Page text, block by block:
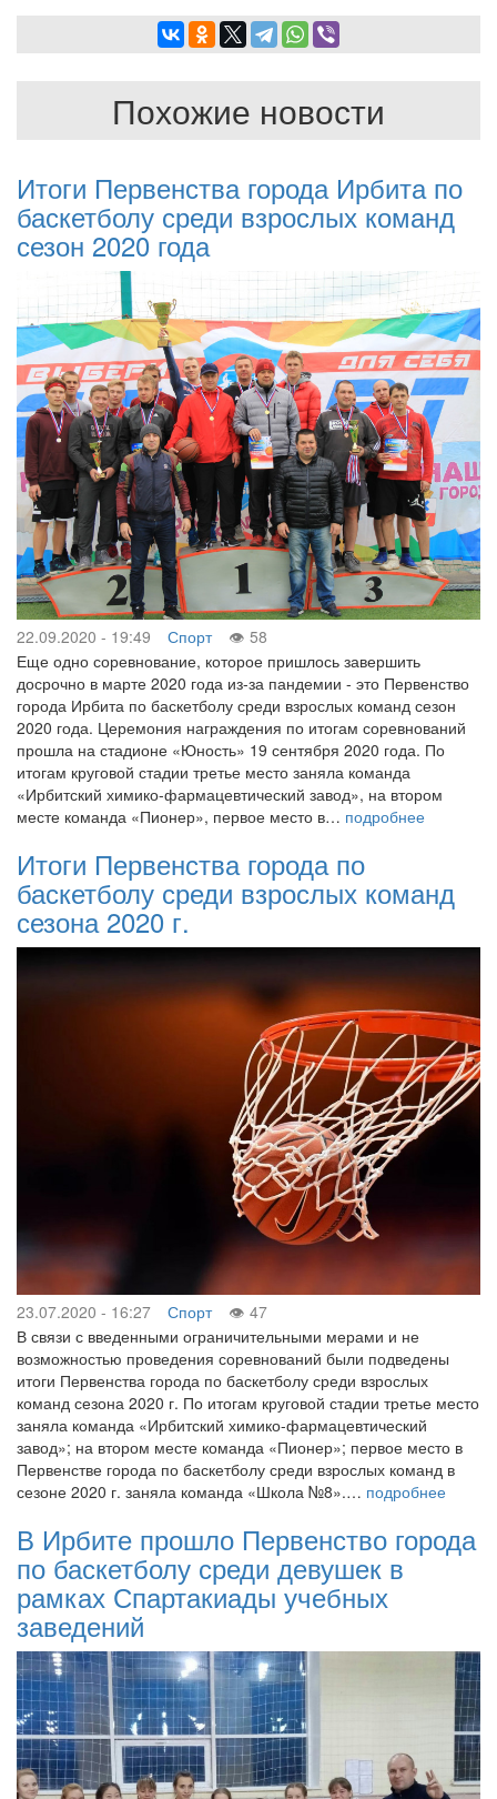
Похожие новости
Итоги Первенства города Ирбита по
баскетболу среди взрослых команд
сезон 2020 года
22.09.2020 - 19:49 Спорт
58
Еще одно соревнование, которое пришлось завершить
досрочно в марте 2020 года из-за пандемии - это Первенство
города Ирбита по баскетболу среди взрослых команд сезон
2020 года. Церемония награждения по итогам соревнований
прошла на стадионе «Юность» 19 сентября 2020 года. По
итогам круговой стадии третье место заняла команда
«Ирбитский химико-фармацевтический завод», на втором
месте команда «Пионер», первое место в… подробнее
Итоги Первенства города по
баскетболу среди взрослых команд
сезона 2020 г.
23.07.2020 - 16:27 Спорт
47
В связи с введенными ограничительными мерами и не
возможностью проведения соревнований были подведены
итоги Первенства города по баскетболу среди взрослых
команд сезона 2020 г. По итогам круговой стадии третье место
заняла команда «Ирбитский химико-фармацевтический
завод»; на втором месте команда «Пионер»; первое место в
Первенстве города по баскетболу среди взрослых команд в
сезоне 2020 г. заняла команда «Школа №8».… подробнее
В Ирбите прошло Первенство города
по баскетболу среди девушек в
рамках Спартакиады учебных
заведений